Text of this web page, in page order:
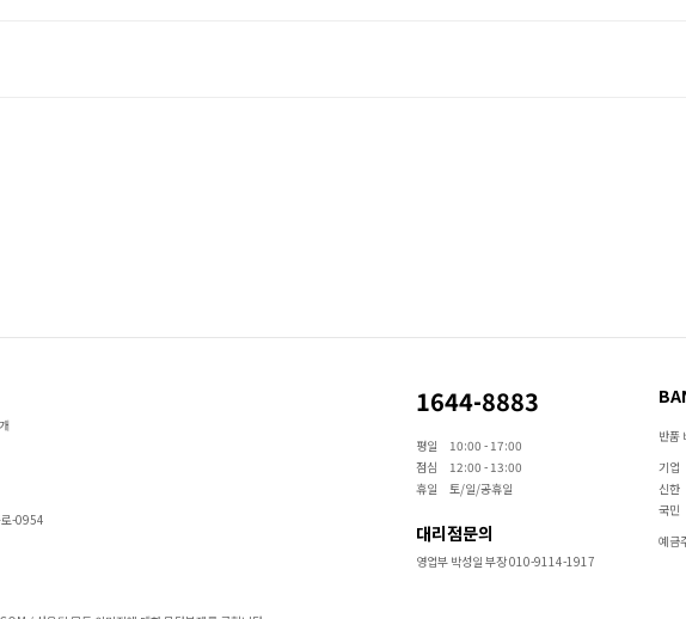
-0954
1644-8883
평일
10:00 - 17:00
점심
12:00 - 13:00
휴일
토/일/공휴일
대리점문의
영업부 박성일 부장 010-9114-1917
반품
기업
신한
국민
예금